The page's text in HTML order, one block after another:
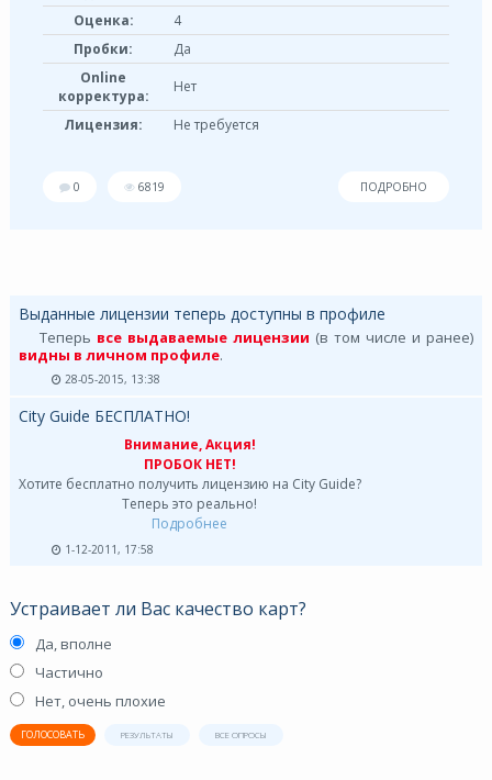
Оценка:
4
Пробки:
Да
Online
корректура:
Нет
Лицензия: Не требуется
0 6819 ПОДРОБНО
Выданные лицензии теперь доступны в профиле
Теперь все выдаваемые лицензии (в том числе и ранее)
видны в личном профиле.
28-05-2015, 13:38
City Guide БЕСПЛАТНО!
Внимание, Акция!
ПРОБОК НЕТ!
Хотите бесплатно получить лицензию на City Guide?
Теперь это реально!
Подробнее
1-12-2011, 17:58
Устраивает ли Вас качество карт?
Да, вполне
Частично
Нет, очень плохие
ГОЛОСОВАТЬ РЕЗУЛЬТАТЫ ВСЕ ОПРОСЫ